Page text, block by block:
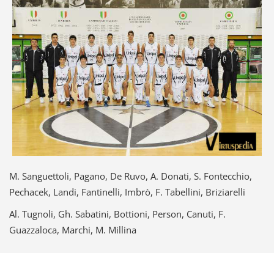
M. Sanguettoli, Pagano, De Ruvo, A. Donati, S. Fontecchio,
Pechacek, Landi, Fantinelli, Imbrò, F. Tabellini, Briziarelli
Al. Tugnoli, Gh. Sabatini, Bottioni, Person, Canuti, F.
Guazzaloca, Marchi, M. Millina